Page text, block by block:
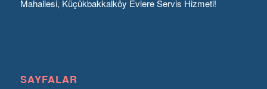
Mahallesi, Küçükbakkalköy Evlere Servis Hizmeti!
SAYFALAR